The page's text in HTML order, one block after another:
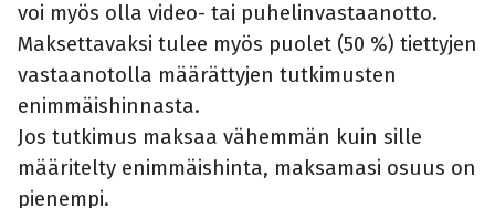
voi myös olla video- tai puhelinvastaanotto.
Maksettavaksi tulee myös puolet (50 %) tiettyjen
vastaanotolla määrättyjen tutkimusten
enimmäishinnasta.
Jos tutkimus maksaa vähemmän kuin sille
määritelty enimmäishinta, maksamasi osuus on
pienempi.